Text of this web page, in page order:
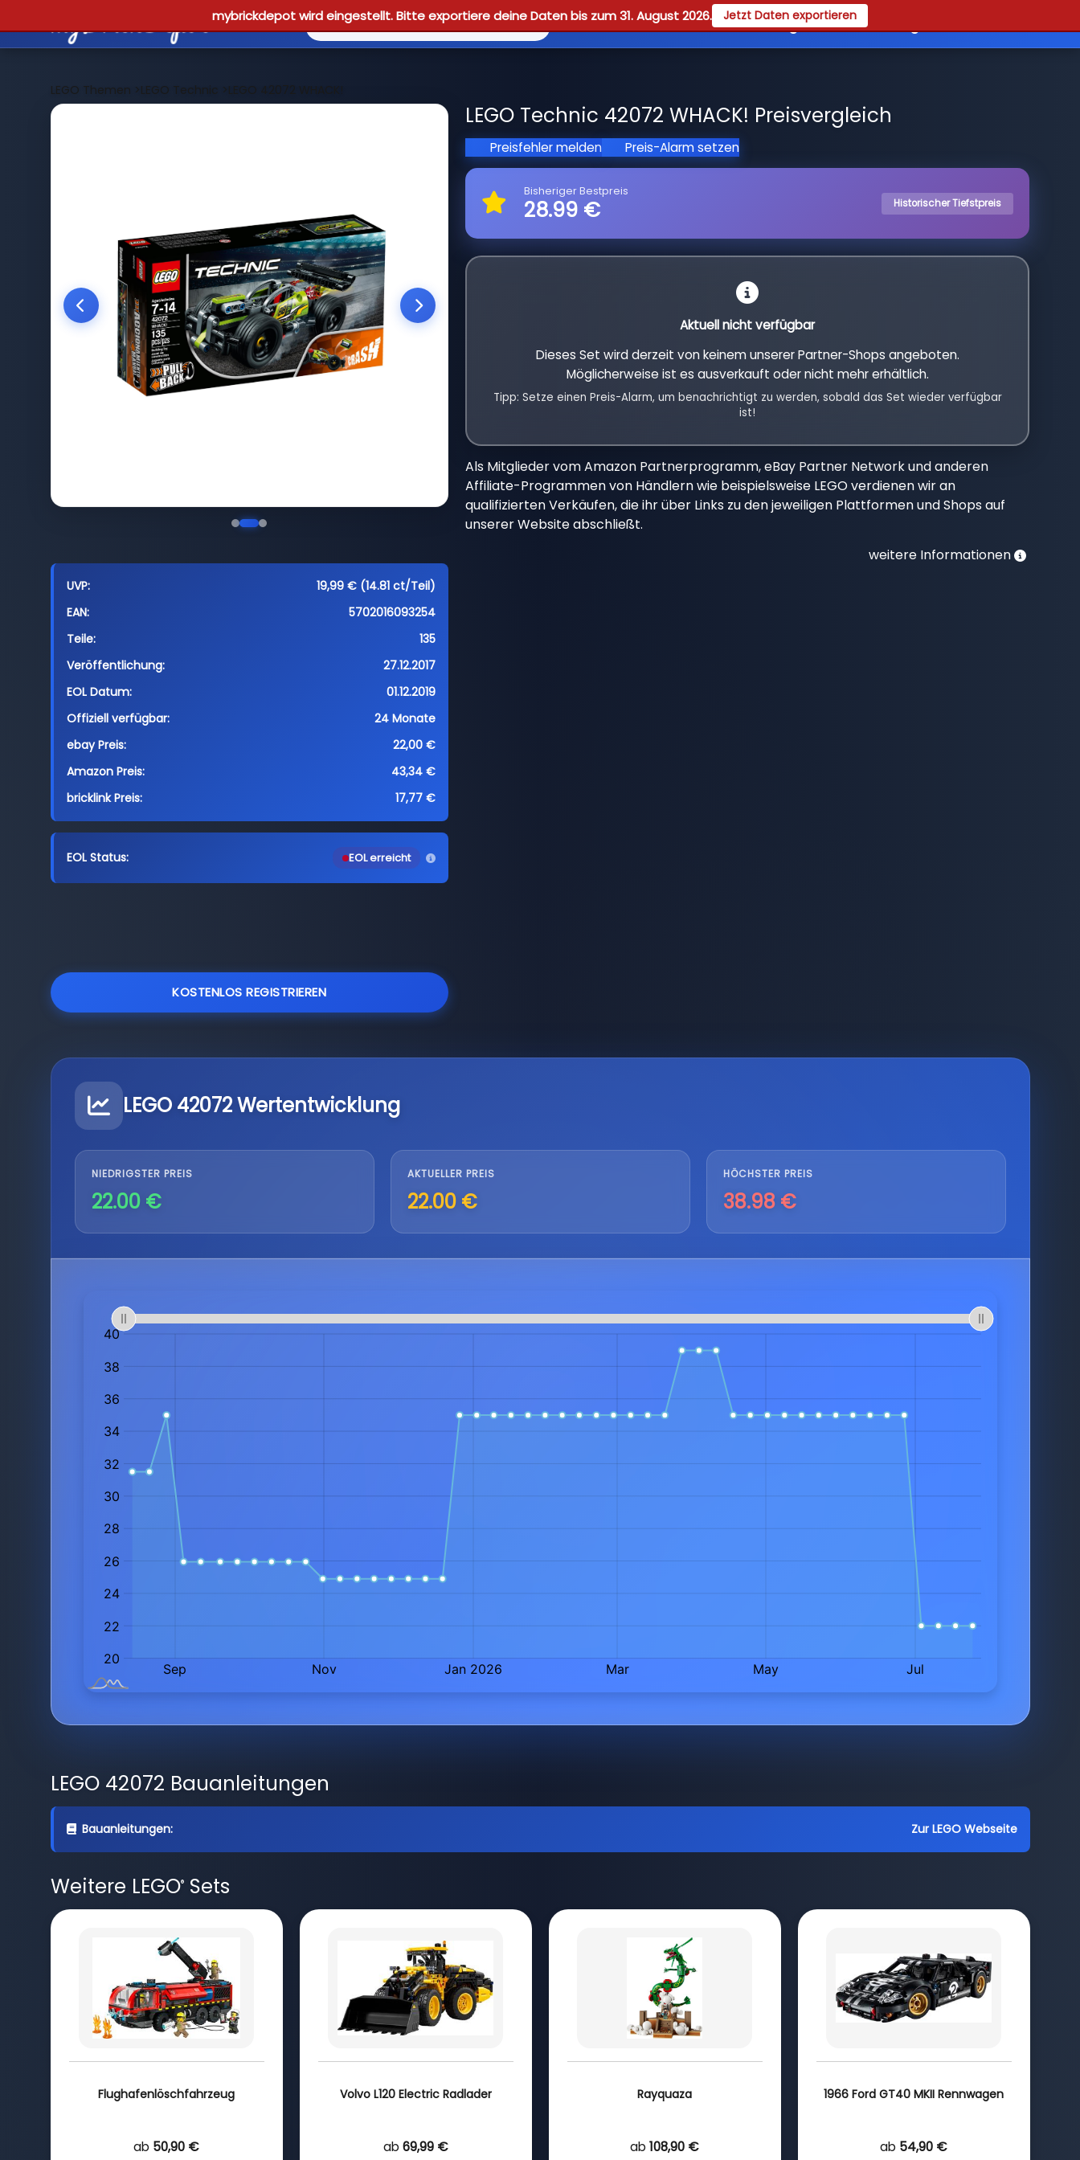
mybrickdepot wird eingestellt. Bitte exportiere deine Daten bis zum 31. August 2026. Jetzt Daten exportieren
Reviews Guides Registrieren
LEGO Themen >LEGO Technic >LEGO 42072 WHACK!
UVP:
19,99 € (14.81 ct/Teil)
EAN:
5702016093254
Teile:
135
Veröffentlichung:
27.12.2017
EOL Datum:
01.12.2019
Offiziell verfügbar:
24 Monate
ebay Preis:
22,00 €
Amazon Preis:
43,34 €
bricklink Preis:
17,77 €
EOL Status: EOL erreicht
KOSTENLOS REGISTRIEREN
LEGO Technic 42072 WHACK! Preisvergleich
Preisfehler melden Preis-Alarm setzen
Bisheriger Bestpreis
28.99 € Historischer Tiefstpreis
Aktuell nicht verfügbar
Dieses Set wird derzeit von keinem unserer Partner-Shops angeboten.
Möglicherweise ist es ausverkauft oder nicht mehr erhältlich.
Tipp: Setze einen Preis-Alarm, um benachrichtigt zu werden, sobald das Set wieder verfügbar
ist!
Als Mitglieder vom Amazon Partnerprogramm, eBay Partner Network und anderen
Affiliate-Programmen von Händlern wie beispielsweise LEGO verdienen wir an
qualifizierten Verkäufen, die ihr über Links zu den jeweiligen Plattformen und Shops auf
unserer Website abschließt.
weitere Informationen
LEGO 42072 Wertentwicklung
NIEDRIGSTER PREIS
22.00 €
AKTUELLER PREIS
22.00 €
HÖCHSTER PREIS
38.98 €
LEGO 42072 Bauanleitungen
Bauanleitungen: Zur LEGO Webseite
Weitere LEGO®Sets
Flughafenlöschfahrzeug
ab 50,90 €
Volvo L120 Electric Radlader
ab 69,99 €
Rayquaza
ab 108,90 €
1966 Ford GT40 MKII Rennwagen
ab 54,90 €